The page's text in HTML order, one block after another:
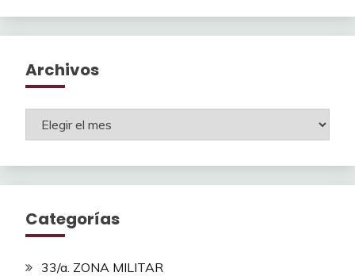
Archivos
Archivos
Categorías
33/a. ZONA MILITAR